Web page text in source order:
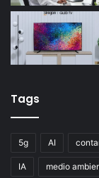
Tags
5g AI
IA medio